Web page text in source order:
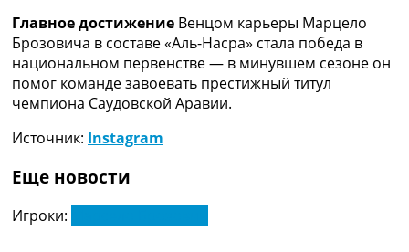
Таблицы групп Чемпионата Мира
Украина. Премьер-Лига
Украина. Первая Лига
Лига Чемпионов. Таблицы групп
Англия. Премьер-Лига
Все таблицы >>>
Рейтинг стран УЕФА
Рейтинг клубов УЕФА
Рейтинг ФИФА
Главное достижение Венцом карьеры Марцело
Брозовича в составе «Аль-Насра» стала победа в
национальном первенстве — в минувшем сезоне он
помог команде завоевать престижный титул
чемпиона Саудовской Аравии.
Источник: Instagram
Еще новости
Игроки: